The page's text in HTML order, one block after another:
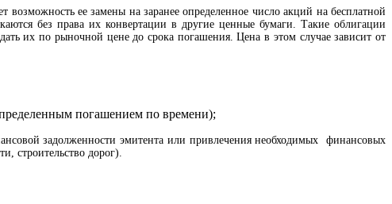
ее замены на заранее определенное число акций на бесплатной
без права их конвертации в другие ценные бумаги. Такие облигации
их по рыночной цене до срока погашения. Цена в этом случае зависит от
погашением по времени);
задолженности эмитента или привлечения необходимых финансовых
строительство дорог).